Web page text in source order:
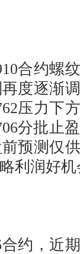
合约螺
度逐渐
压力下
分批止
预测仅
利润好
约，近